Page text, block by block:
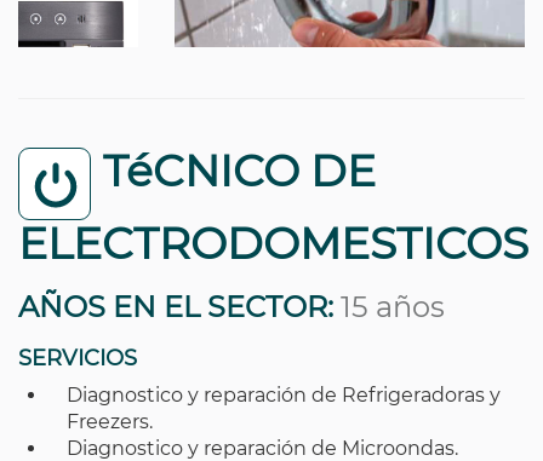
TéCNICO DE
ELECTRODOMESTICOS
AÑOS EN EL SECTOR: 15 años
SERVICIOS
Diagnostico y reparación de Refrigeradoras y
Freezers.
Diagnostico y reparación de Microondas.